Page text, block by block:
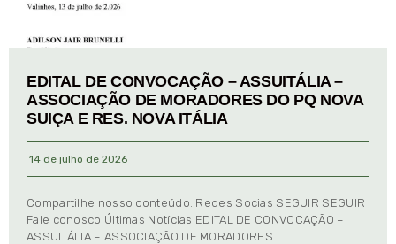
EDITAL DE CONVOCAÇÃO – ASSUITÁLIA –
ASSOCIAÇÃO DE MORADORES DO PQ NOVA
SUIÇA E RES. NOVA ITÁLIA
14 de julho de 2026
Compartilhe nosso conteúdo: Redes Socias SEGUIR SEGUIR
Fale conosco Últimas Notícias EDITAL DE CONVOCAÇÃO –
ASSUITÁLIA – ASSOCIAÇÃO DE MORADORES …